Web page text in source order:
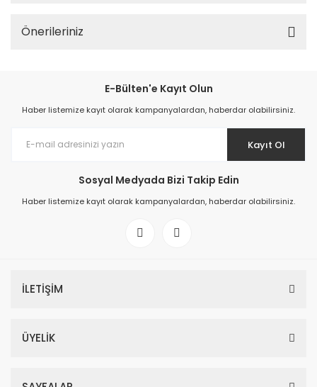
Önerileriniz
E-Bülten'e Kayıt Olun
Haber listemize kayıt olarak kampanyalardan, haberdar olabilirsiniz.
Kayıt Ol
Sosyal Medyada Bizi Takip Edin
Haber listemize kayıt olarak kampanyalardan, haberdar olabilirsiniz.
İLETİŞİM
ÜYELİK